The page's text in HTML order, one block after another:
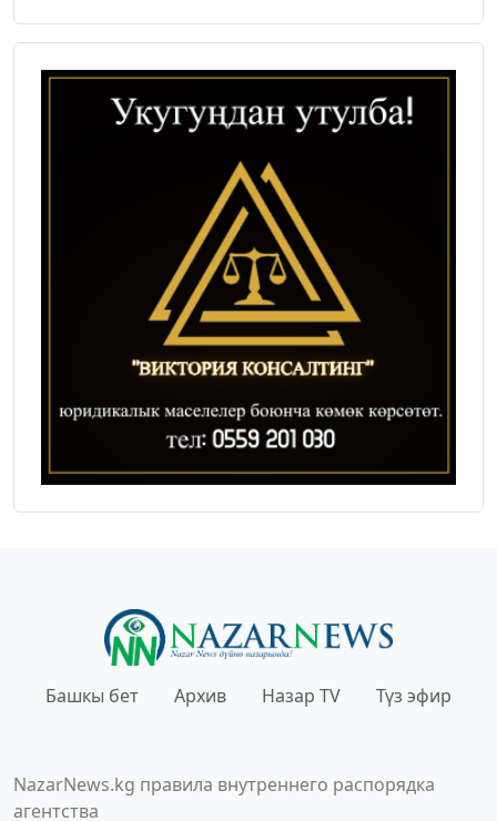
Башкы бет Архив Назар TV Түз эфир
NazarNews.kg правила внутреннего распорядка
агентства